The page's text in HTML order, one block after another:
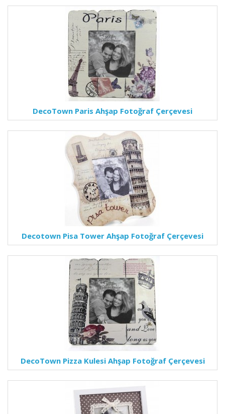
DecoTown Paris Ahşap Fotoğraf Çerçevesi
Decotown Pisa Tower Ahşap Fotoğraf Çerçevesi
DecoTown Pizza Kulesi Ahşap Fotoğraf Çerçevesi